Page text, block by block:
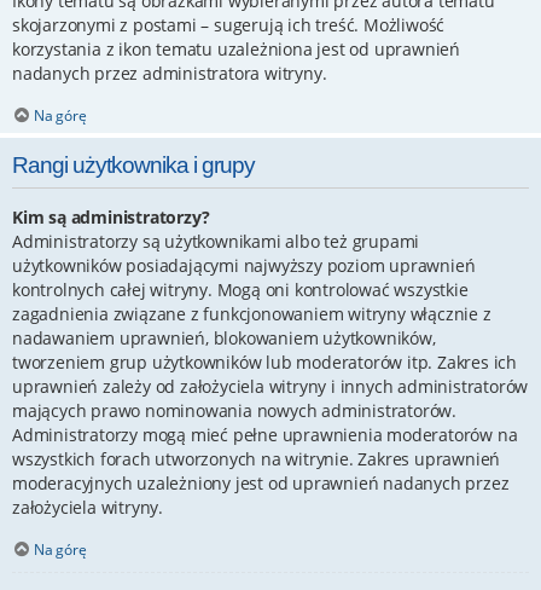
skojarzonymi z postami – sugerują ich treść. Możliwość
korzystania z ikon tematu uzależniona jest od uprawnień
nadanych przez administratora witryny.
Na górę
Rangi użytkownika i grupy
Kim są administratorzy?
Administratorzy są użytkownikami albo też grupami
użytkowników posiadającymi najwyższy poziom uprawnień
kontrolnych całej witryny. Mogą oni kontrolować wszystkie
zagadnienia związane z funkcjonowaniem witryny włącznie z
nadawaniem uprawnień, blokowaniem użytkowników,
tworzeniem grup użytkowników lub moderatorów itp. Zakres ich
uprawnień zależy od założyciela witryny i innych administratorów
mających prawo nominowania nowych administratorów.
Administratorzy mogą mieć pełne uprawnienia moderatorów na
wszystkich forach utworzonych na witrynie. Zakres uprawnień
moderacyjnych uzależniony jest od uprawnień nadanych przez
założyciela witryny.
Na górę